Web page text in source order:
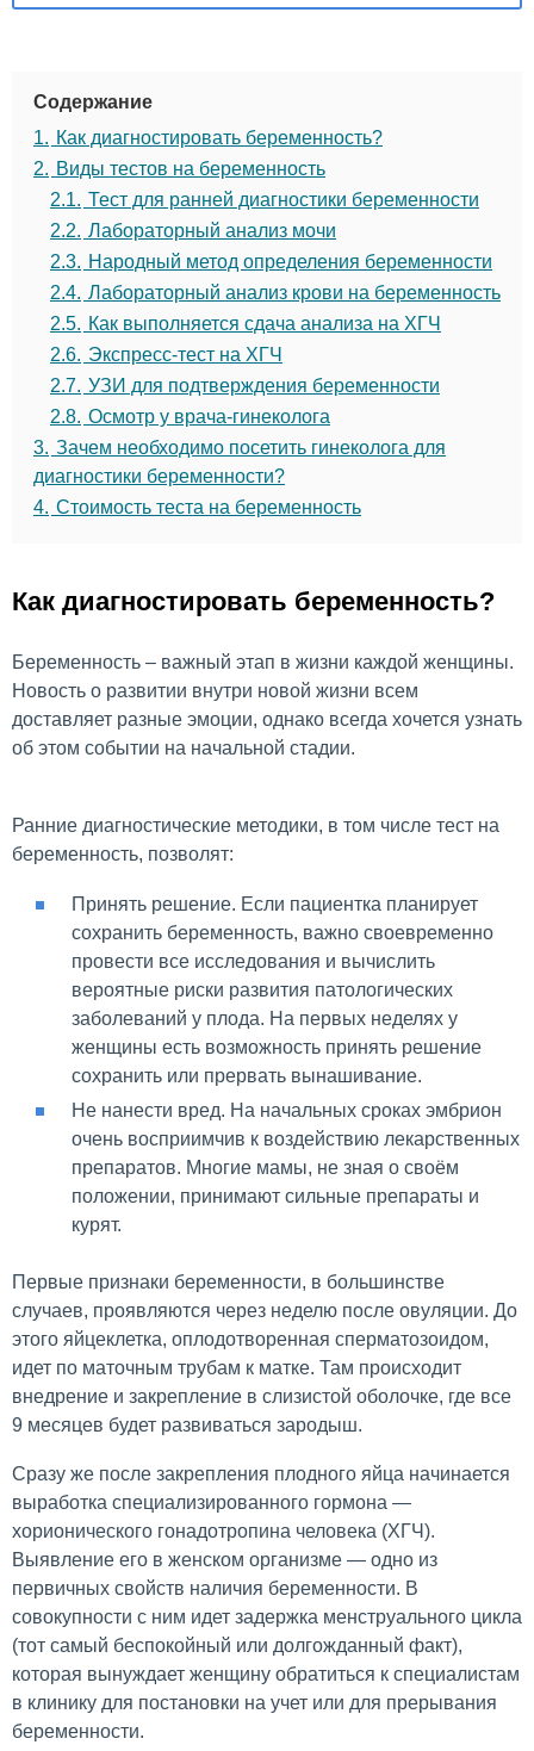
Содержание
1. Как диагностировать беременность?
2. Виды тестов на беременность
2.1. Тест для ранней диагностики беременности
2.2. Лабораторный анализ мочи
2.3. Народный метод определения беременности
2.4. Лабораторный анализ крови на беременность
2.5. Как выполняется сдача анализа на ХГЧ
2.6. Экспресс-тест на ХГЧ
2.7. УЗИ для подтверждения беременности
2.8. Осмотр у врача-гинеколога
3. Зачем необходимо посетить гинеколога для
диагностики беременности?
4. Стоимость теста на беременность
Как диагностировать беременность?
Беременность – важный этап в жизни каждой женщины.
Новость о развитии внутри новой жизни всем
доставляет разные эмоции, однако всегда хочется узнать
об этом событии на начальной стадии.
Ранние диагностические методики, в том числе тест на
беременность, позволят:
Принять решение. Если пациентка планирует
сохранить беременность, важно своевременно
провести все исследования и вычислить
вероятные риски развития патологических
заболеваний у плода. На первых неделях у
женщины есть возможность принять решение
сохранить или прервать вынашивание.
Не нанести вред. На начальных сроках эмбрион
очень восприимчив к воздействию лекарственных
препаратов. Многие мамы, не зная о своём
положении, принимают сильные препараты и
курят.
Первые признаки беременности, в большинстве
случаев, проявляются через неделю после овуляции. До
этого яйцеклетка, оплодотворенная сперматозоидом,
идет по маточным трубам к матке. Там происходит
внедрение и закрепление в слизистой оболочке, где все
9 месяцев будет развиваться зародыш.
Сразу же после закрепления плодного яйца начинается
выработка специализированного гормона —
хорионического гонадотропина человека (ХГЧ).
Выявление его в женском организме — одно из
первичных свойств наличия беременности. В
совокупности с ним идет задержка менструального цикла
(тот самый беспокойный или долгожданный факт),
которая вынуждает женщину обратиться к специалистам
в клинику для постановки на учет или для прерывания
беременности.